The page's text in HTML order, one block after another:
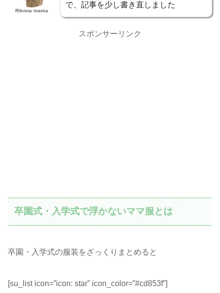
Rikona mama
で、記事を少し書き直しました
スポンサーリンク
卒園式・入学式で浮かないママ服とは
卒園・入学式の服装をざっくりまとめると
[su_list icon=”icon: star” icon_color=”#cd853f”]